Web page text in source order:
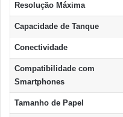
Resolução Máxima
Capacidade de Tanque
Conectividade
Compatibilidade com
Smartphones
Tamanho de Papel